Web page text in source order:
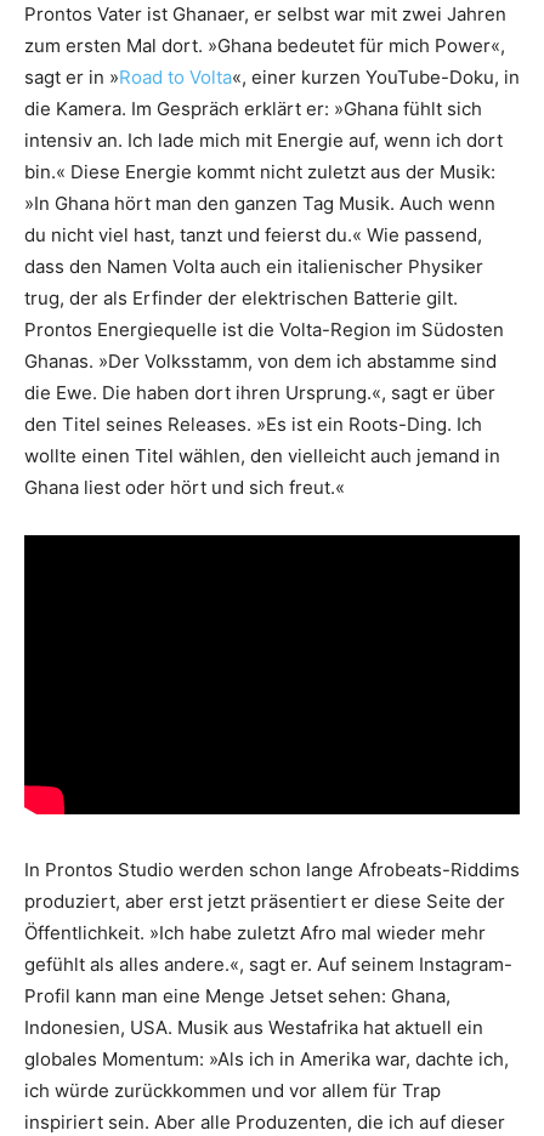
Prontos Vater ist Ghanaer, er selbst war mit zwei Jahren
zum ersten Mal dort. »Ghana bedeutet für mich Power«,
sagt er in »Road to Volta«, einer kurzen YouTube-Doku, in
die Kamera. Im Gespräch erklärt er: »Ghana fühlt sich
intensiv an. Ich lade mich mit Energie auf, wenn ich dort
bin.« Diese Energie kommt nicht zuletzt aus der Musik:
»In Ghana hört man den ganzen Tag Musik. Auch wenn
du nicht viel hast, tanzt und feierst du.« Wie passend,
dass den Namen Volta auch ein italienischer Physiker
trug, der als Erfinder der elektrischen Batterie gilt.
Prontos Energiequelle ist die Volta-Region im Südosten
Ghanas. »Der Volksstamm, von dem ich abstamme sind
die Ewe. Die haben dort ihren Ursprung.«, sagt er über
den Titel seines Releases. »Es ist ein Roots-Ding. Ich
wollte einen Titel wählen, den vielleicht auch jemand in
Ghana liest oder hört und sich freut.«
In Prontos Studio werden schon lange Afrobeats-Riddims
produziert, aber erst jetzt präsentiert er diese Seite der
Öffentlichkeit. »Ich habe zuletzt Afro mal wieder mehr
gefühlt als alles andere.«, sagt er. Auf seinem Instagram-
Profil kann man eine Menge Jetset sehen: Ghana,
Indonesien, USA. Musik aus Westafrika hat aktuell ein
globales Momentum: »Als ich in Amerika war, dachte ich,
ich würde zurückkommen und vor allem für Trap
inspiriert sein. Aber alle Produzenten, die ich auf dieser